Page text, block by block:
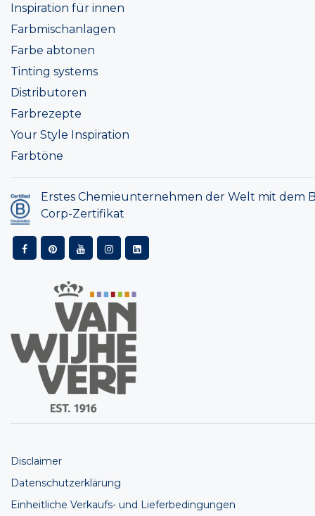
Inspiration für innen
Farbmischanlagen
Farbe abtonen
Tinting systems
Distributoren
Farbrezepte
Your Style Inspiration
Farbtöne
Erstes Chemieunternehmen der Welt mit dem
Corp-Zertifikat
Disclaimer
Datenschutzerklärung
Einheitliche Verkaufs- und Lieferbedingungen